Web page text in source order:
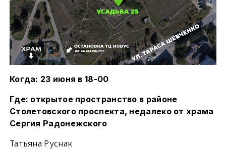
Когда: 23 июня в 18-00
Где: открытое пространство в районе
Столетовского проспекта, недалеко от храма
Сергия Радонежского
Татьяна Руснак